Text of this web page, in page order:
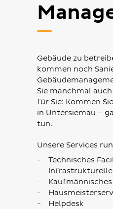
Gebäude zu
kommen noch
Sie manchmal
für Sie: Kommen
in Untersiemau –
tun.
Unsere Services
Technisches
Helpdesk